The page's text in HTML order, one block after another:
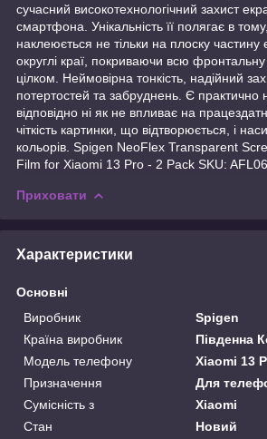
сучасний високотехнологічний захист
смартфона. Унікальність її полягає в
наклеюється не тільки на плоску
округлі краї, покриваючи всю
цілком. Неймовірна тонкість, надійний
потертостей та забруднень. Є практично
відповідно ні як не впливає на
чіткість картинки, що відтворюється, і
кольорів. Spigen NeoFlex Transparent
Film for Xiaomi 13 Pro - 2 Pack SKU:
Приховати
Характеристики
Основні
Виробник
Spigen
Країна виробник
Південна
Модель телефону
Xiaomi 13
Призначення
Для
Сумісність з
Xiaomi
Стан
Новий